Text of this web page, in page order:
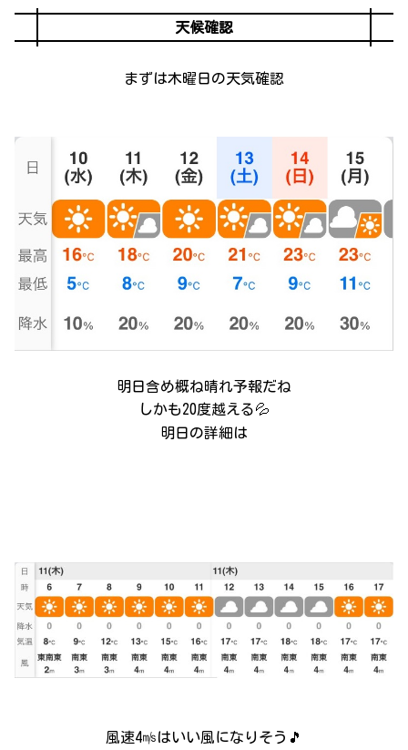
天候確認
まずは木曜日の天気確認
明日含め概ね晴れ予報だね
しかも20度越える💦
明日の詳細は
風速4㎧はいい風になりそう🎵